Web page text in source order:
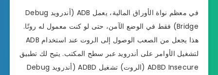
في معظم نواة الأوراق المالية، يعمل ADB (أندرويد Debug
Bridge) فقط في الوضع الآمن، حتى لو كنت معمول له روتًا.
هذا يجعل من الصعب الوصول إلى الروت عند استخدام ADB
لتشغيل الأوامر على أندرويد عبر سطح المكتب. يتيح لك تطبيق
ADBD Insecure (الروت) تشغيل ADBD (أندرويد Debug